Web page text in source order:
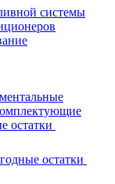
системы
остатки
остатки